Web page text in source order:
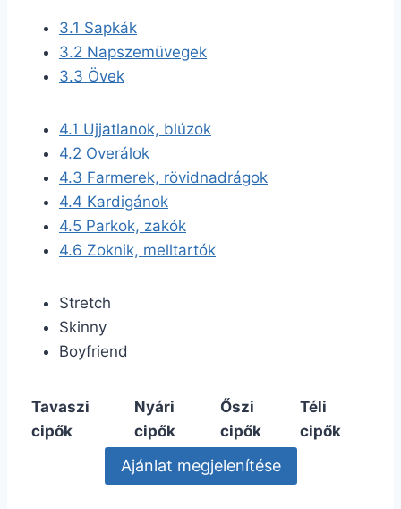
3.1 Sapkák
3.2 Napszemüvegek
3.3 Övek
4.1 Ujjatlanok, blúzok
4.2 Overálok
4.3 Farmerek, rövidnadrágok
4.4 Kardigánok
4.5 Parkok, zakók
4.6 Zoknik, melltartók
Stretch
Skinny
Boyfriend
Tavaszi
cipők
Nyári
cipők
Őszi
cipők
Téli
cipők